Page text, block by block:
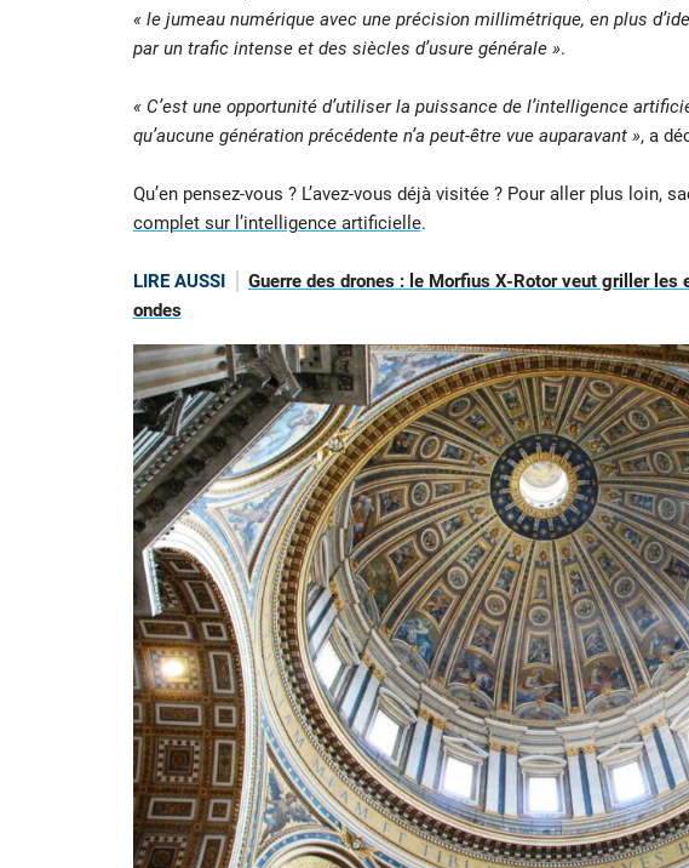
« le jumeau numérique avec une précision millimétrique, en plus
par un trafic intense et des siècles d’usure générale ».
« C’est une opportunité d’utiliser la puissance de l’intelligence
qu’aucune génération précédente n’a peut-être vue auparavant », a
Qu’en pensez-vous ? L’avez-vous déjà visitée ? Pour aller plus loin,
complet sur l’intelligence artificielle.
LIRE AUSSI
Guerre des drones : le Morfius X-Rotor veut griller
ondes